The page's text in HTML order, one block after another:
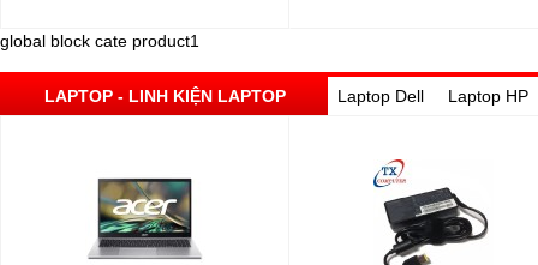
global block cate product1
LAPTOP - LINH KIỆN LAPTOP Laptop Dell Laptop HP